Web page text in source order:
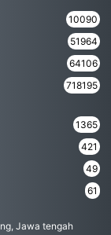
10090
51964
64106
718195
1365
421
49
61
Jawa tengah